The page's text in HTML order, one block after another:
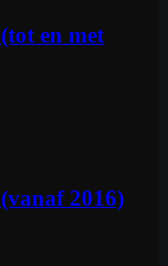
en met
2016)